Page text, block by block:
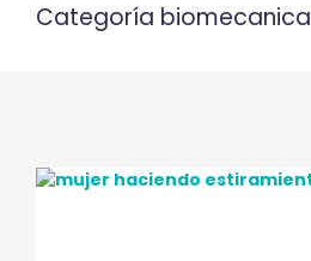
Categoría biomecanica